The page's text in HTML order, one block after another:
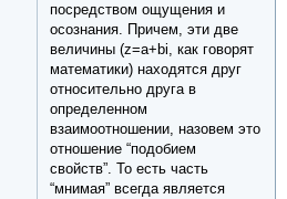
посредством ощущения и
осознания. Причем, эти две
величины (z=a+bi, как говорят
математики) находятся друг
относительно друга в
определенном
взаимоотношении, назовем это
отношение “подобием
свойств”. То есть часть
“мнимая” всегда является